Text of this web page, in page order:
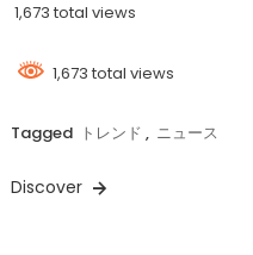
1,673 total views
1,673 total views
Tagged トレンド , ニュース
Discover